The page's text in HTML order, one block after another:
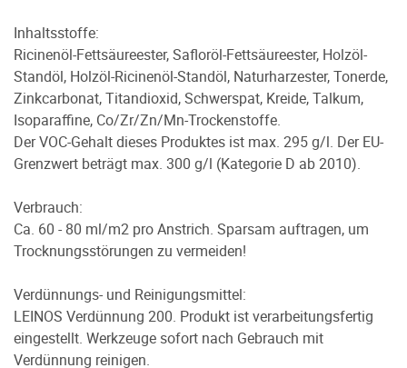
Inhaltsstoffe:
Ricinenöl-Fettsäureester, Safloröl-Fettsäureester, Holzöl-
Standöl, Holzöl-Ricinenöl-Standöl, Naturharzester, Tonerde,
Zinkcarbonat, Titandioxid, Schwerspat, Kreide, Talkum,
Isoparaffine, Co/Zr/Zn/Mn-Trockenstoffe.
Der VOC-Gehalt dieses Produktes ist max. 295 g/l. Der EU-
Grenzwert beträgt max. 300 g/l (Kategorie D ab 2010).
Verbrauch:
Ca. 60 - 80 ml/m2 pro Anstrich. Sparsam auftragen, um
Trocknungsstörungen zu vermeiden!
Verdünnungs- und Reinigungsmittel:
LEINOS Verdünnung 200. Produkt ist verarbeitungsfertig
eingestellt. Werkzeuge sofort nach Gebrauch mit
Verdünnung reinigen.